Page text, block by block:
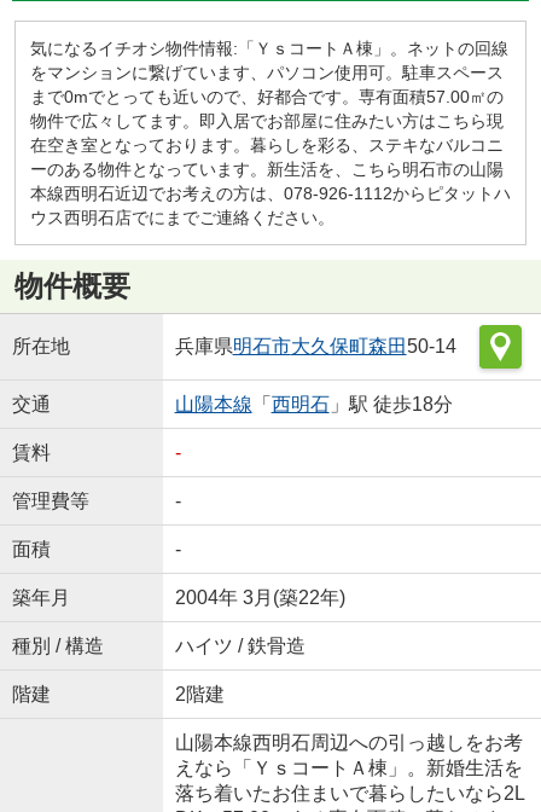
気になるイチオシ物件情報:「ＹｓコートＡ棟」。ネットの回線
をマンションに繋げています、パソコン使用可。駐車スペース
まで0mでとっても近いので、好都合です。専有面積57.00㎡の
物件で広々してます。即入居でお部屋に住みたい方はこちら現
在空き室となっております。暮らしを彩る、ステキなバルコニ
ーのある物件となっています。新生活を、こちら明石市の山陽
本線西明石近辺でお考えの方は、078-926-1112からピタットハ
ウス西明石店でにまでご連絡ください。
物件概要
所在地 兵庫県明石市大久保町森田50-14
交通 山陽本線 「 西明石」駅 徒歩18分
賃料 -
管理費等 -
面積 -
築年月 2004年 3月(築22年)
種別 / 構造 ハイツ / 鉄骨造
階建 2階建
山陽本線西明石周辺への引っ越しをお考
えなら「ＹｓコートＡ棟」。新婚生活を
落ち着いたお住まいで暮らしたいなら2L